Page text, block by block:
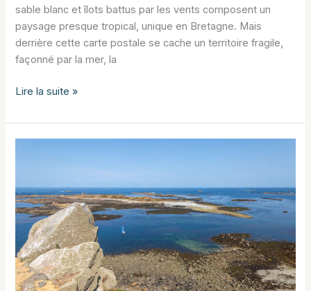
sable blanc et îlots battus par les vents composent un
paysage presque tropical, unique en Bretagne. Mais
derrière cette carte postale se cache un territoire fragile,
façonné par la mer, la
Virée
l’archipel
des
Lire la suite »